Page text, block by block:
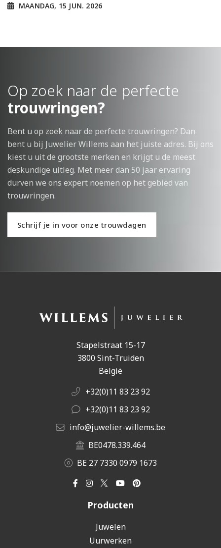
MAANDAG, 15 JUN. 2026
Op zoek naar de perfecte
trouwringen?
Bent u op zoek naar de perfecte trouwringen? Dan
bent u bij Juwelier Willems aan het juiste adres. Bij ons
kiest u uit de grootste merken en krijgt u de meest
deskundige uitleg. Met meer dan 50 jaar ervaring
durven we ons expert noemen op het gebied van
trouwringen.
Schrijf je in voor onze trouwdagen
Stapelstraat 15-17
3800 Sint-Truiden
België
+32(0)11 83 23 92
+32(0)11 83 23 92
info@juwelier-willems.be
BE0478.339.464
BE 27 7330 0979 1673
Producten
Juwelen
Uurwerken